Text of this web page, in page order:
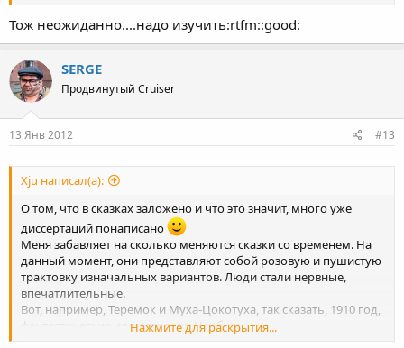
Тож неожиданно....надо изучить:rtfm::good:
SERGE
Продвинутый Cruiser
13 Янв 2012 #13
Xju написал(а):
О том, что в сказках заложено и что это значит, много уже
диссертаций понаписано
Меня забавляет на сколько меняются сказки со временем. На
данный момент, они представляют собой розовую и пушистую
трактовку изначальных вариантов. Люди стали нервные,
впечатлительные.
Вот, например, Теремок и Муха-Цокотуха, так сказать, 1910 год,
фантастические иллюстрации Нарбута.
Нажмите для раскрытия...